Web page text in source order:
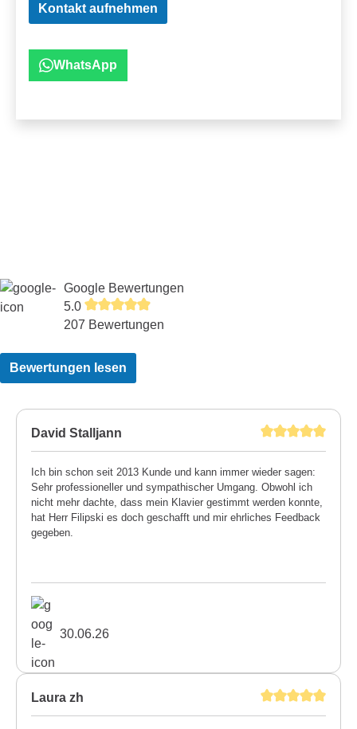
Kontakt aufnehmen
WhatsApp
Google Bewertungen
5.0
207 Bewertungen
Bewertungen lesen
David Stalljann
Ich bin schon seit 2013 Kunde und kann immer wieder sagen:
Sehr professioneller und sympathischer Umgang. Obwohl ich
nicht mehr dachte, dass mein Klavier gestimmt werden konnte,
hat Herr Filipski es doch geschafft und mir ehrliches Feedback
gegeben.
30.06.26
Laura zh